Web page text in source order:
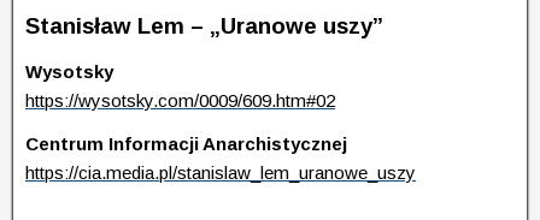
Stanisław Lem – „Uranowe uszy”
Wysotsky
https://wysotsky.com/0009/609.htm#02
Centrum Informacji Anarchistycznej
https://cia.media.pl/stanislaw_lem_uranowe_uszy